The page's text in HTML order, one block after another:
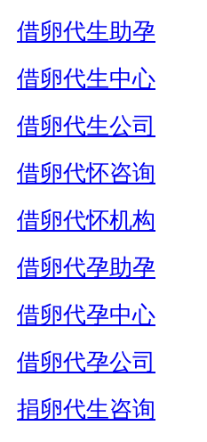
借卵代生助孕
借卵代生中心
借卵代生公司
借卵代怀咨询
借卵代怀机构
借卵代孕助孕
借卵代孕中心
借卵代孕公司
捐卵代生咨询